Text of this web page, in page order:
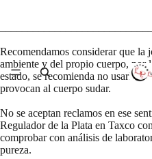
Recomendamos considerar que la
ambiente y del propio cuerpo, por
estado, se recomienda no usarlas
provocan al cuerpo sudar.
No se aceptan reclamos en ese
Regulador de la Plata en Taxco
comprobar con análisis de
pureza.